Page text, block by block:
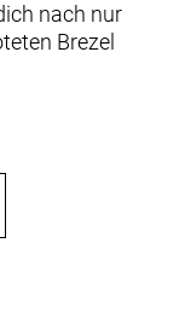
nach nur
Brezel
Tempo
einer
in einen